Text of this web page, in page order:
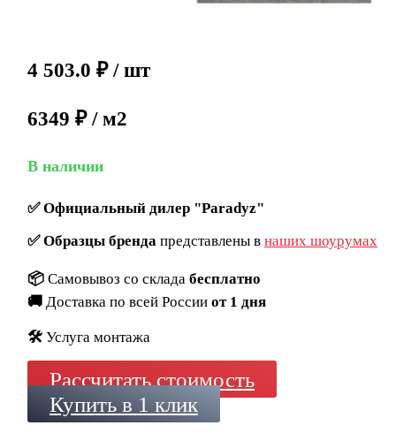
4 503.0 ₽ / шт
6349 ₽ / м2
В наличии
✅Официальный дилер "Paradyz"
✅Образцы брендапредставлены в наших шоурумах
📦 Самовывоз со склада бесплатно
🚚 Доставка по всей России от 1 дня
🛠️ Услуга монтажа
Рассчитать стоимость
Купить в 1 клик